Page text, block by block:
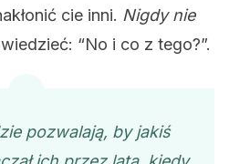
cie inni. Nigdy nie
“No i co z tego?”.
pozwalają, by jakiś